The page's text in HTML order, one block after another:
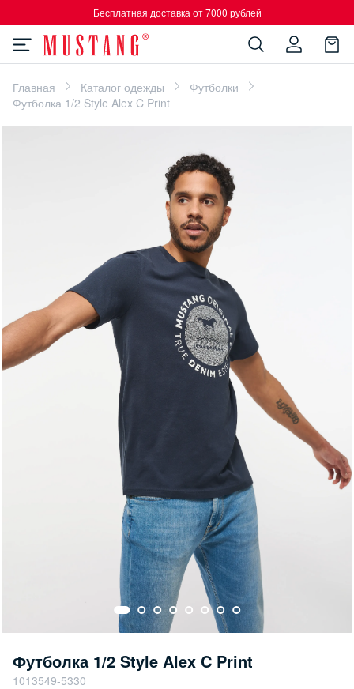
Бесплатная доставка от 7000 рублей
Главная Каталог одежды
Футболки
Футболка 1/2 Style Alex C Print
Футболка 1/2 Style Alex C Print
1013549-5330